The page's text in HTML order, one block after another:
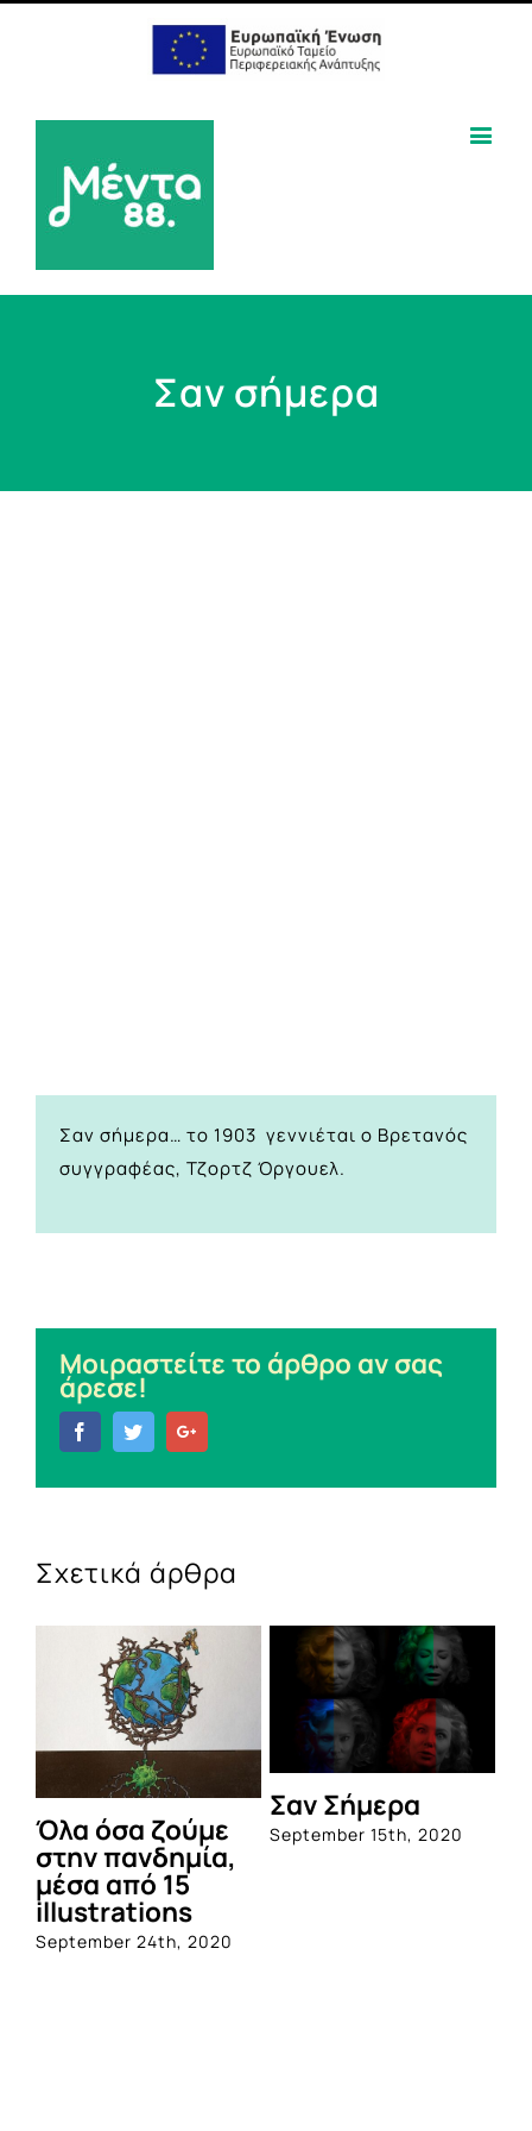
Σαν σήμερα
Σαν σήμερα… το 1903 γεννιέται ο Βρετανός
συγγραφέας, Τζορτζ Όργουελ.
Μοιραστείτε το άρθρο αν σας
άρεσε!
FacebookTwitter
Σχετικά άρθρα
Όλα όσα ζούμε
στην πανδημία,
μέσα από 15
illustrations
September 24th, 2020
Σαν Σήμερα
September 15th, 2020